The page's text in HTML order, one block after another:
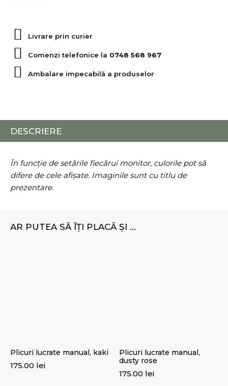
Livrare prin curier
Comenzi telefonice la 0748 568 967
Ambalare impecabilă a produselor
DESCRIERE
În funcție de setările fiecărui monitor, culorile pot să
difere de cele afișate. Imaginile sunt cu titlu de
prezentare.
AR PUTEA SĂ ÎȚI PLACĂ ȘI ...
Plicuri lucrate manual, kaki
175.00 lei
Plicuri lucrate manual,
dusty rose
175.00 lei